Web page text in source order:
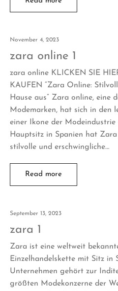
November 4, 2023
zara online 1
zara online KLICKEN SIE
KAUFEN “Zara Online:
Hause aus” Zara online, eine
Modemarken, hat sich in den
einer Ikone der
Hauptsitz in Spanien hat
stilvolle und erschwingliche…
Read more
September 13, 2023
zara 1
Zara ist eine weltweit
Einzelhandelskette mit Sitz in
Unternehmen gehört zur
größten Modekonzerne der